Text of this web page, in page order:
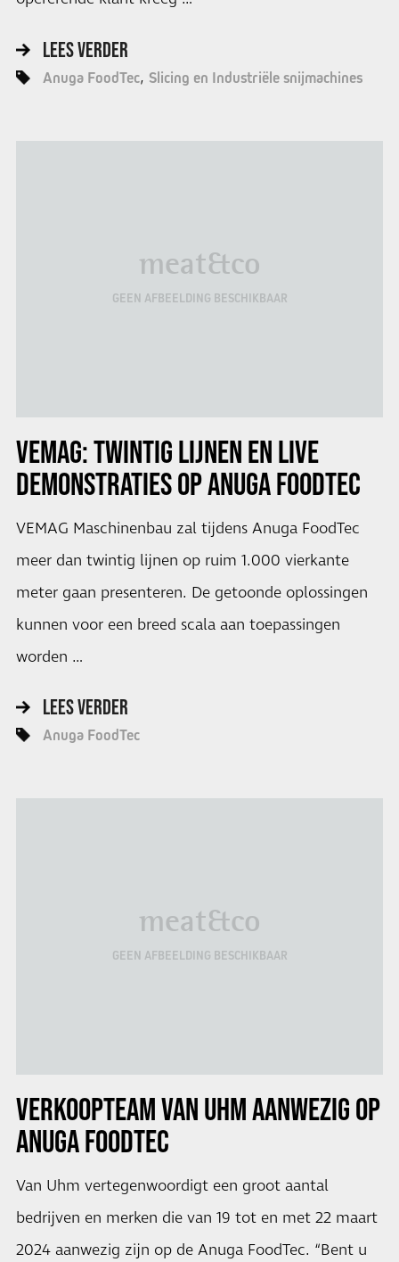
LEES VERDER
Anuga FoodTec Slicing en Industriële snijmachines
meat&co
GEEN AFBEELDING BESCHIKBAAR
VEMAG: TWINTIG LIJNEN EN LIVE
DEMONSTRATIES OP ANUGA FOODTEC
VEMAG Maschinenbau zal tijdens Anuga FoodTec
meer dan twintig lijnen op ruim 1.000 vierkante
meter gaan presenteren. De getoonde oplossingen
kunnen voor een breed scala aan toepassingen
worden …
LEES VERDER
Anuga FoodTec
meat&co
GEEN AFBEELDING BESCHIKBAAR
VERKOOPTEAM VAN UHM AANWEZIG OP
ANUGA FOODTEC
Van Uhm vertegenwoordigt een groot aantal
bedrijven en merken die van 19 tot en met 22 maart
2024 aanwezig zijn op de Anuga FoodTec. “Bent u